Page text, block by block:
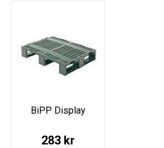
BiPP Display
283 kr